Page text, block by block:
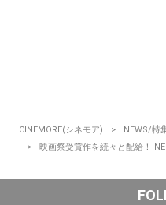
CINEMORE(シネモア)
NEWS/特
映画祭受賞作を続々と配給！